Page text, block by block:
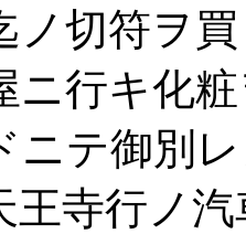
ノ切符ヲ
ニ行キ化
ニテ御別
王寺行ノ